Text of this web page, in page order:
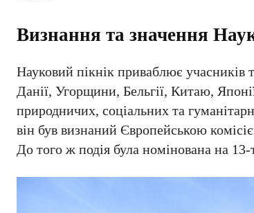
Визнання та значення
Науковий пікнік приваблює учасників
Данії, Угорщини, Бельгії, Китаю,
природничих, соціальних та
він був визнаний Європейською
До того ж подія була номінована на